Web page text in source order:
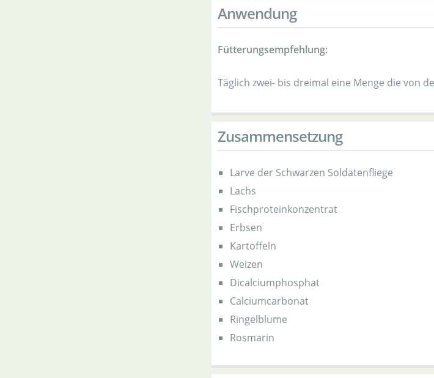
Anwendung
Fütterungsempfehlung:
Täglich zwei- bis dreimal eine Menge die von
Zusammensetzung
Larve der Schwarzen Soldatenfliege
Lachs
Fischproteinkonzentrat
Erbsen
Kartoffeln
Weizen
Dicalciumphosphat
Calciumcarbonat
Ringelblume
Rosmarin